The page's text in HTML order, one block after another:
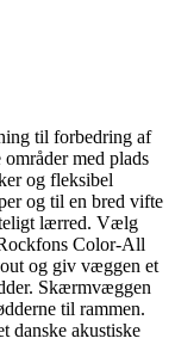
til forbedring af
med plads
og fleksibel
og til en bred vifte
lærred. Vælg
Color-All
og giv væggen et
Skærmvæggen
til rammen.
danske akustiske